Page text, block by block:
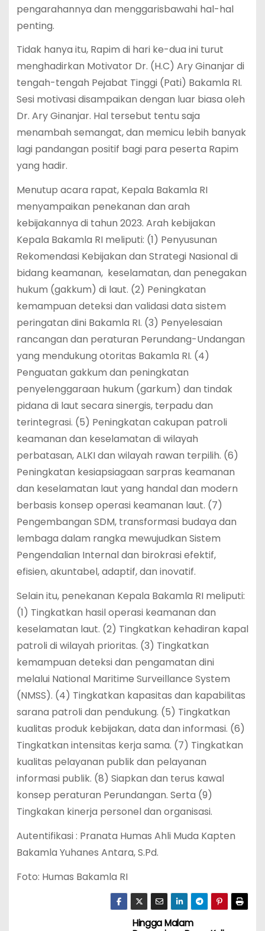
pengarahannya dan menggarisbawahi hal-hal
penting.
Tidak hanya itu, Rapim di hari ke-dua ini turut
menghadirkan Motivator Dr. (H.C) Ary Ginanjar di
tengah-tengah Pejabat Tinggi (Pati) Bakamla RI.
Sesi motivasi disampaikan dengan luar biasa oleh
Dr. Ary Ginanjar. Hal tersebut tentu saja
menambah semangat, dan memicu lebih banyak
lagi pandangan positif bagi para peserta Rapim
yang hadir.
Menutup acara rapat, Kepala Bakamla RI
menyampaikan penekanan dan arah
kebijakannya di tahun 2023. Arah kebijakan
Kepala Bakamla RI meliputi: (1) Penyusunan
Rekomendasi Kebijakan dan Strategi Nasional di
bidang keamanan, keselamatan, dan penegakan
hukum (gakkum) di laut. (2) Peningkatan
kemampuan deteksi dan validasi data sistem
peringatan dini Bakamla RI. (3) Penyelesaian
rancangan dan peraturan Perundang-Undangan
yang mendukung otoritas Bakamla RI. (4)
Penguatan gakkum dan peningkatan
penyelenggaraan hukum (garkum) dan tindak
pidana di laut secara sinergis, terpadu dan
terintegrasi. (5) Peningkatan cakupan patroli
keamanan dan keselamatan di wilayah
perbatasan, ALKI dan wilayah rawan terpilih. (6)
Peningkatan kesiapsiagaan sarpras keamanan
dan keselamatan laut yang handal dan modern
berbasis konsep operasi keamanan laut. (7)
Pengembangan SDM, transformasi budaya dan
lembaga dalam rangka mewujudkan Sistem
Pengendalian Internal dan birokrasi efektif,
efisien, akuntabel, adaptif, dan inovatif.
Selain itu, penekanan Kepala Bakamla RI meliputi:
(1) Tingkatkan hasil operasi keamanan dan
keselamatan laut. (2) Tingkatkan kehadiran kapal
patroli di wilayah prioritas. (3) Tingkatkan
kemampuan deteksi dan pengamatan dini
melalui National Maritime Surveillance System
(NMSS). (4) Tingkatkan kapasitas dan kapabilitas
sarana patroli dan pendukung. (5) Tingkatkan
kualitas produk kebijakan, data dan informasi. (6)
Tingkatkan intensitas kerja sama. (7) Tingkatkan
kualitas pelayanan publik dan pelayanan
informasi publik. (8) Siapkan dan terus kawal
konsep peraturan Perundangan. Serta (9)
Tingkakan kinerja personel dan organisasi.
Autentifikasi : Pranata Humas Ahli Muda Kapten
Bakamla Yuhanes Antara, S.Pd.
Foto: Humas Bakamla RI
Hingga Malam